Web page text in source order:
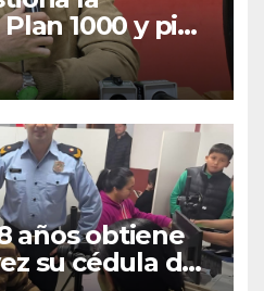
1000 y pide
del
años obtiene
su cédula de